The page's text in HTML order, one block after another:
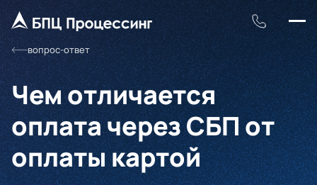
вопрос-ответ
Чем отличается
оплата через СБП от
оплаты картой